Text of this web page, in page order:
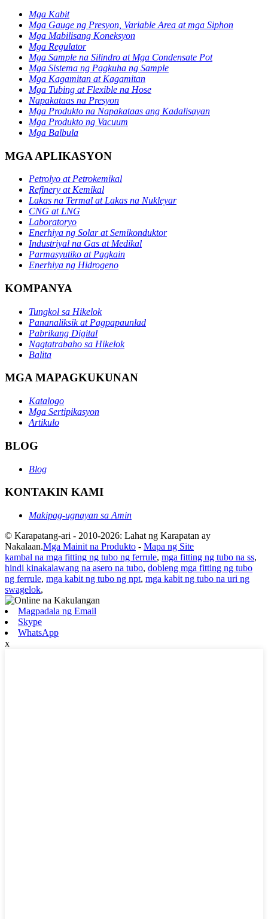
Mga Kabit
Mga Gauge ng Presyon, Variable Area at mga Siphon
Mga Mabilisang Koneksyon
Mga Regulator
Mga Sample na Silindro at Mga Condensate Pot
Mga Sistema ng Pagkuha ng Sample
Mga Kagamitan at Kagamitan
Mga Tubing at Flexible na Hose
Napakataas na Presyon
Mga Produkto na Napakataas ang Kadalisayan
Mga Produkto ng Vacuum
Mga Balbula
MGA APLIKASYON
Petrolyo at Petrokemikal
Refinery at Kemikal
Lakas na Termal at Lakas na Nukleyar
CNG at LNG
Laboratoryo
Enerhiya ng Solar at Semikonduktor
Industriyal na Gas at Medikal
Parmasyutiko at Pagkain
Enerhiya ng Hidrogeno
KOMPANYA
Tungkol sa Hikelok
Pananaliksik at Pagpapaunlad
Pabrikang Digital
Nagtatrabaho sa Hikelok
Balita
MGA MAPAGKUKUNAN
Katalogo
Mga Sertipikasyon
Artikulo
BLOG
Blog
KONTAKIN KAMI
Makipag-ugnayan sa Amin
© Karapatang-ari - 2010-2026: Lahat ng Karapatan ay
Nakalaan.Mga Mainit na Produkto - Mapa ng Site
kambal na mga fitting ng tubo ng ferrule, mga fitting ng tubo na ss,
hindi kinakalawang na asero na tubo, dobleng mga fitting ng tubo
ng ferrule, mga kabit ng tubo ng npt, mga kabit ng tubo na uri ng
swagelok,
Magpadala ng Email
Skype
WhatsApp
x